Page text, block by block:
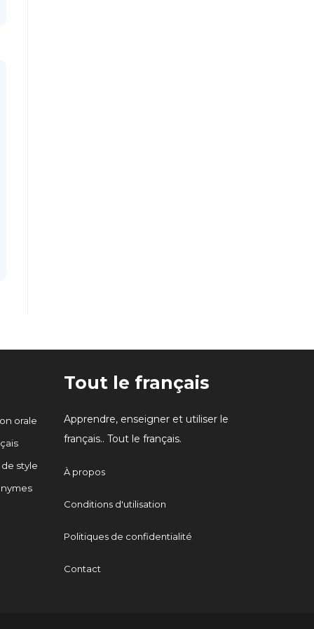
orale
style
Tout le français
Apprendre, enseigner et utiliser le
français.. Tout le français.
À propos
Conditions d'utilisation
Politiques de confidentialité
Contact